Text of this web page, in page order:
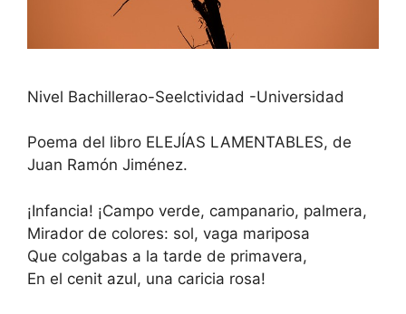
Nivel Bachillerao-Seelctividad -Universidad
Poema del libro ELEJÍAS LAMENTABLES, de
Juan Ramón Jiménez.
¡Infancia! ¡Campo verde, campanario, palmera,
Mirador de colores: sol, vaga mariposa
Que colgabas a la tarde de primavera,
En el cenit azul, una caricia rosa!